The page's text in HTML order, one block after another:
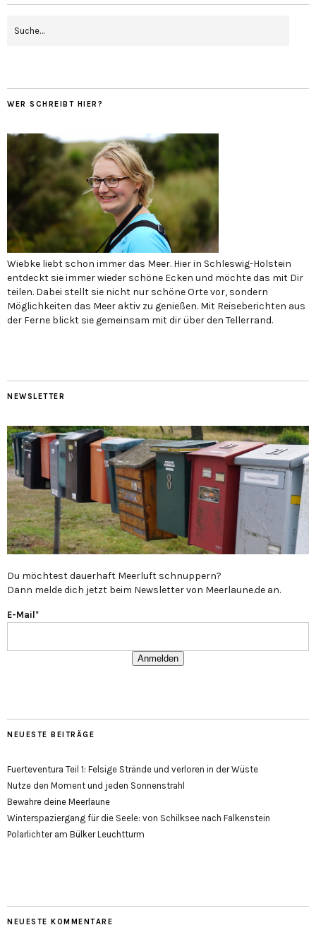
WER SCHREIBT HIER?
Wiebke liebt schon immer das Meer. Hier in Schleswig-Holstein
entdeckt sie immer wieder schöne Ecken und möchte das mit Dir
teilen. Dabei stellt sie nicht nur schöne Orte vor, sondern
Möglichkeiten das Meer aktiv zu genießen. Mit Reiseberichten aus
der Ferne blickt sie gemeinsam mit dir über den Tellerrand.
NEWSLETTER
Du möchtest dauerhaft Meerluft schnuppern?
Dann melde dich jetzt beim Newsletter von Meerlaune.de an.
E-Mail*
Anmelden
NEUESTE BEITRÄGE
Fuerteventura Teil 1: Felsige Strände und verloren in der Wüste
Nutze den Moment und jeden Sonnenstrahl
Bewahre deine Meerlaune
Winterspaziergang für die Seele: von Schilksee nach Falkenstein
Polarlichter am Bülker Leuchtturm
NEUESTE KOMMENTARE